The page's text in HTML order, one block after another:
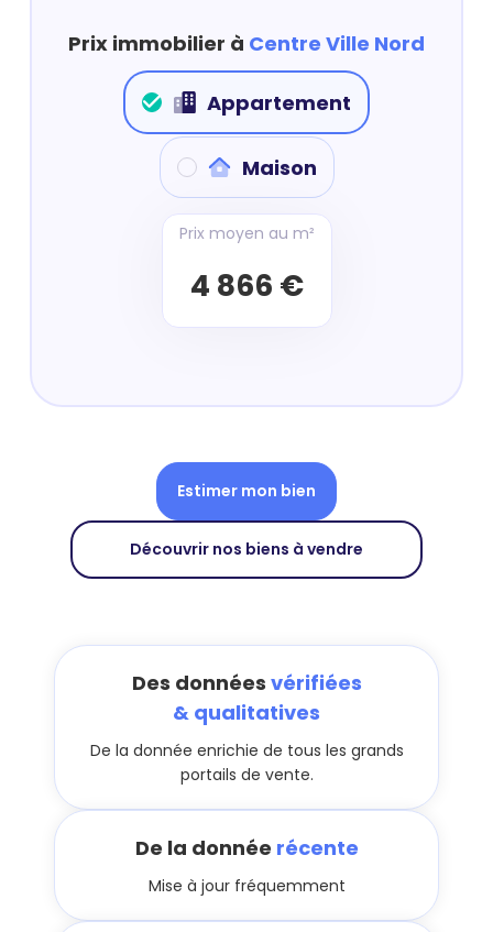
Prix immobilier à Centre Ville Nord
Appartement
Maison
Prix moyen au m²
4 866 €
Estimer mon bien
Découvrir nos biens à vendre
Des données vérifiées
& qualitatives
De la donnée enrichie de tous les grands
portails de vente.
De la donnée récente
Mise à jour fréquemment